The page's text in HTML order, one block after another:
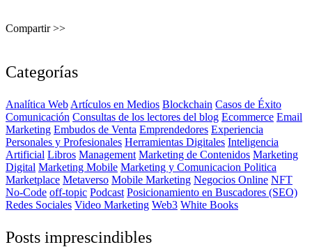
Compartir >>
Categorías
Analítica Web Artículos en Medios Blockchain Casos de Éxito
Comunicación Consultas de los lectores del blog Ecommerce Email
Marketing Embudos de Venta Emprendedores Experiencia
Personales y Profesionales Herramientas Digitales Inteligencia
Artificial Libros Management Marketing de Contenidos Marketing
Digital Marketing Mobile Marketing y Comunicacion Politica
Marketplace Metaverso Mobile Marketing Negocios Online NFT
No-Code off-topic Podcast Posicionamiento en Buscadores (SEO)
Redes Sociales Video Marketing Web3 White Books
Posts imprescindibles